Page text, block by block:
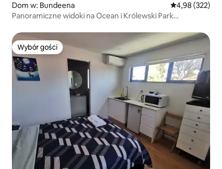
Dom w: Bundeena Średnia
4,98 (322)
Panoramiczne widoki na Ocean i Królewski Park
Wybór gości
Wybór gości